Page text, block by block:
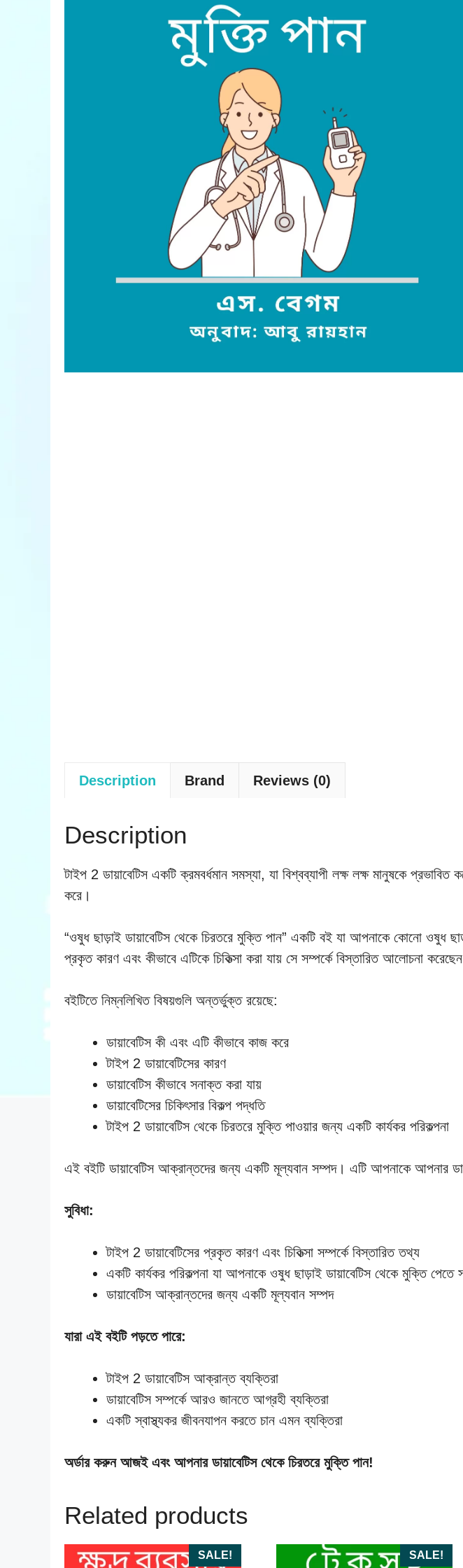
Description Brand Reviews (0)
Description
টাইপ 2 ডায়াবেটিস একটি ক্রমবর্ধমান সমস্যা, যা বিশ্বব্যাপী লক্ষ লক্ষ মানুষকে
করে।
“ওষুধ ছাড়াই ডায়াবেটিস থেকে চিরতরে মুক্তি পান” একটি বই যা আপনাকে কোনো ওষুধ
প্রকৃত কারণ এবং কীভাবে এটিকে চিকিত্সা করা যায় সে সম্পর্কে বিস্তারিত আলোচনা
বইটিতে নিম্নলিখিত বিষয়গুলি অন্তর্ভুক্ত রয়েছে:
ডায়াবেটিস কী এবং এটি কীভাবে কাজ করে
টাইপ 2 ডায়াবেটিসের কারণ
ডায়াবেটিস কীভাবে সনাক্ত করা যায়
ডায়াবেটিসের চিকিৎসার বিকল্প পদ্ধতি
টাইপ 2 ডায়াবেটিস থেকে চিরতরে মুক্তি পাওয়ার জন্য একটি কার্যকর পরিকল্পনা
এই বইটি ডায়াবেটিস আক্রান্তদের জন্য একটি মূল্যবান সম্পদ। এটি আপনাকে আপনার
সুবিধা:
টাইপ 2 ডায়াবেটিসের প্রকৃত কারণ এবং চিকিত্সা সম্পর্কে বিস্তারিত তথ্য
একটি কার্যকর পরিকল্পনা যা আপনাকে ওষুধ ছাড়াই ডায়াবেটিস থেকে মুক্তি পেতে
ডায়াবেটিস আক্রান্তদের জন্য একটি মূল্যবান সম্পদ
যারা এই বইটি পড়তে পারে:
টাইপ 2 ডায়াবেটিস আক্রান্ত ব্যক্তিরা
ডায়াবেটিস সম্পর্কে আরও জানতে আগ্রহী ব্যক্তিরা
একটি স্বাস্থ্যকর জীবনযাপন করতে চান এমন ব্যক্তিরা
অর্ডার করুন আজই এবং আপনার ডায়াবেটিস থেকে চিরতরে মুক্তি পান!
Related products
SALE! SALE!